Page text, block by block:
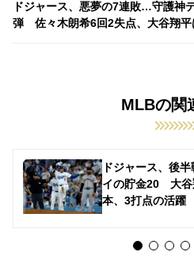
ドジャース、悪夢の7連敗…守護神
弾 佐々木朗希6回2失点、大谷翔平
MLBの関
ドジャース、後
イの貯金20 大谷
本、3打点の活躍